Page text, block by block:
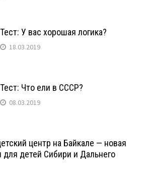
Тест: У вас хорошая логика?
18.03.2019
Тест: Что ели в СССР?
08.03.2019
центр на Байкале — новая
для детей Сибири и Дальнего